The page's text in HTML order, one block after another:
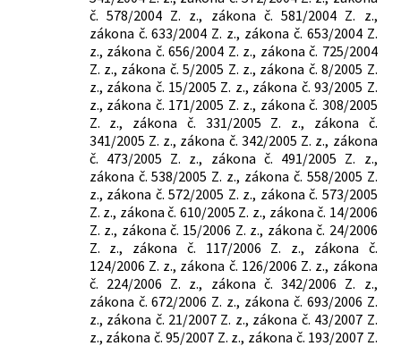
č. 578/2004 Z. z., zákona č. 581/2004 Z. z.,
zákona č. 633/2004 Z. z., zákona č. 653/2004 Z.
z., zákona č. 656/2004 Z. z., zákona č. 725/2004
Z. z., zákona č. 5/2005 Z. z., zákona č. 8/2005 Z.
z., zákona č. 15/2005 Z. z., zákona č. 93/2005 Z.
z., zákona č. 171/2005 Z. z., zákona č. 308/2005
Z. z., zákona č. 331/2005 Z. z., zákona č.
341/2005 Z. z., zákona č. 342/2005 Z. z., zákona
č. 473/2005 Z. z., zákona č. 491/2005 Z. z.,
zákona č. 538/2005 Z. z., zákona č. 558/2005 Z.
z., zákona č. 572/2005 Z. z., zákona č. 573/2005
Z. z., zákona č. 610/2005 Z. z., zákona č. 14/2006
Z. z., zákona č. 15/2006 Z. z., zákona č. 24/2006
Z. z., zákona č. 117/2006 Z. z., zákona č.
124/2006 Z. z., zákona č. 126/2006 Z. z., zákona
č. 224/2006 Z. z., zákona č. 342/2006 Z. z.,
zákona č. 672/2006 Z. z., zákona č. 693/2006 Z.
z., zákona č. 21/2007 Z. z., zákona č. 43/2007 Z.
z., zákona č. 95/2007 Z. z., zákona č. 193/2007 Z.